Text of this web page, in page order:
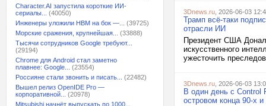
Character.AI запустила короткие ИИ-
сериалы...
(40050)
Инженеры уложили HBM на бок —...
(39725)
Морские сражения, крупнейшая...
(33888)
Тысячи сотрудников Google требуют...
(29194)
Chrome для Android стал заметно
плавнее: Google...
(23554)
Россияне стали звонить и писать...
(22482)
Вышел релиз OpenIDE Pro —
корпоративной...
(20978)
Mitsubishi начнёт выпускать по 1000...
3Dnews.ru , 2026-06-03
Трамп всё-таки
отрасли ИИ
Президент США
искусственного
ужесточить
3Dnews.ru , 2026-06-03
В один день с Control
островом конца 90-х